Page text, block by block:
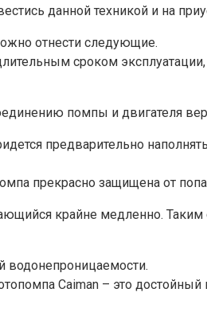
данной техникой и на
отнести следующие.
сроком
помпы и двигателя
предварительно
прекрасно защищена от
крайне медленно.
водонепроницаемости.
Caiman – это